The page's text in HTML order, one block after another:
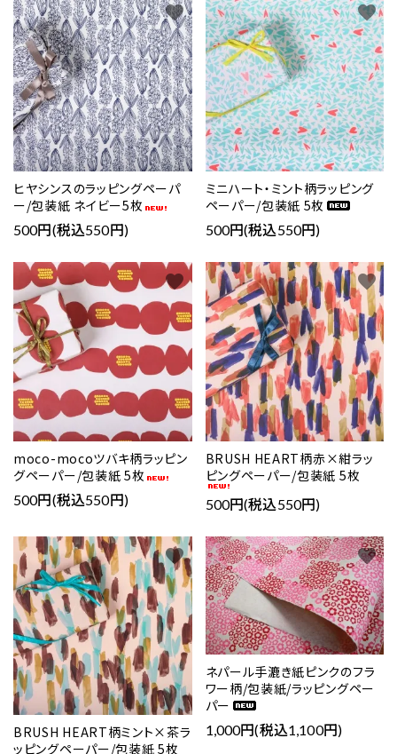
ヒヤシンスのラッピングペーパ
ー/包装紙 ネイビー5枚
500円(税込550円)
favorite
ミニハート・ミント柄ラッピング
ペーパー/包装紙 5枚
500円(税込550円)
favorite
moco-mocoツバキ柄ラッピン
グペーパー/包装紙 5枚
500円(税込550円)
favorite
BRUSH HEART柄赤×紺ラッ
ピングペーパー/包装紙 5枚
500円(税込550円)
favorite
BRUSH HEART柄ミント×茶ラ
ッピングペーパー/包装紙 5枚
favorite
ネパール手漉き紙ピンクのフラ
ワー柄/包装紙/ラッピングペー
パー
1,000円(税込1,100円)
favorite